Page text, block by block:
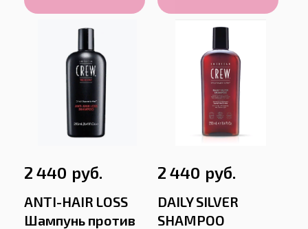
2 440 руб.
ANTI-HAIR LOSS
Шампунь против
2 440 руб.
DAILY SILVER
SHAMPOO